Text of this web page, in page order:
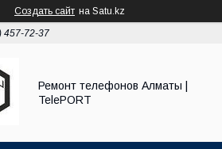
Создать сайт на Satu.kz
457-72-37
Ремонт телефонов Алматы |
TelePORT